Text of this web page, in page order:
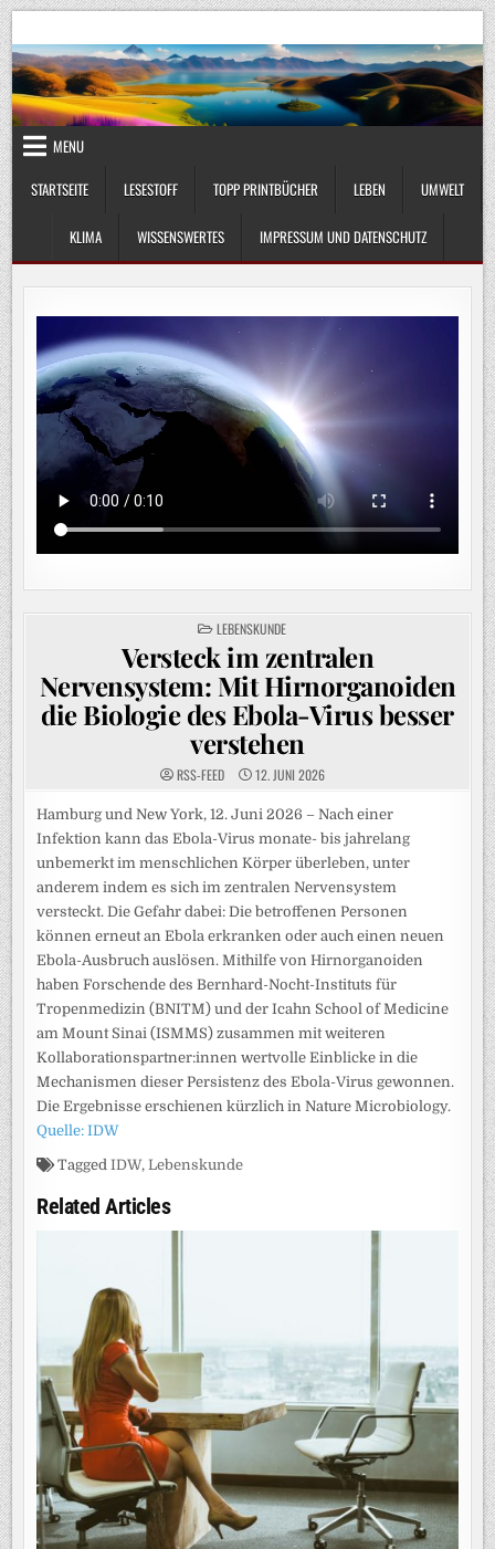
Skip
to
content
UmweltKlima.com
MENU
STARTSEITE
LESESTOFF TOPP PRINTBÜCHER LEBEN UMWELT
KLIMA WISSENSWERTES IMPRESSUM UND DATENSCHUTZ
POSTED
IN
LEBENSKUNDE
Versteck im zentralen
Nervensystem: Mit Hirnorganoiden
die Biologie des Ebola-Virus besser
verstehen
RSS-FEED 12. JUNI 2026
Hamburg und New York, 12. Juni 2026 – Nach einer
Infektion kann das Ebola-Virus monate- bis jahrelang
unbemerkt im menschlichen Körper überleben, unter
anderem indem es sich im zentralen Nervensystem
versteckt. Die Gefahr dabei: Die betroffenen Personen
können erneut an Ebola erkranken oder auch einen neuen
Ebola-Ausbruch auslösen. Mithilfe von Hirnorganoiden
haben Forschende des Bernhard-Nocht-Instituts für
Tropenmedizin (BNITM) und der Icahn School of Medicine
am Mount Sinai (ISMMS) zusammen mit weiteren
Kollaborationspartner:innen wertvolle Einblicke in die
Mechanismen dieser Persistenz des Ebola-Virus gewonnen.
Die Ergebnisse erschienen kürzlich in Nature Microbiology.
Quelle: IDW
TaggedIDW,Lebenskunde
Related Articles